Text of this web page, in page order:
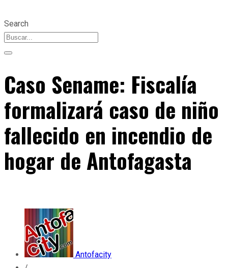
Search
Caso Sename: Fiscalía
formalizará caso de niño
fallecido en incendio de
hogar de Antofagasta
Antofacity